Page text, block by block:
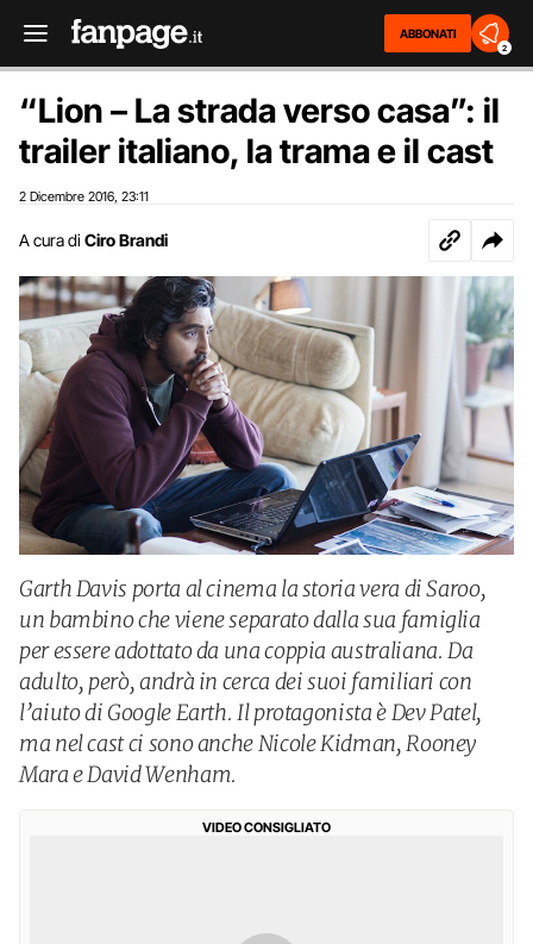
ABBONATI
2
“Lion – La strada verso casa”: il
trailer italiano, la trama e il cast
2 Dicembre 2016 23:11
A cura di Ciro Brandi
Garth Davis porta al cinema la storia vera di Saroo,
un bambino che viene separato dalla sua famiglia
per essere adottato da una coppia australiana. Da
adulto, però, andrà in cerca dei suoi familiari con
l’aiuto di Google Earth. Il protagonista è Dev Patel,
ma nel cast ci sono anche Nicole Kidman, Rooney
Mara e David Wenham.
VIDEO CONSIGLIATO